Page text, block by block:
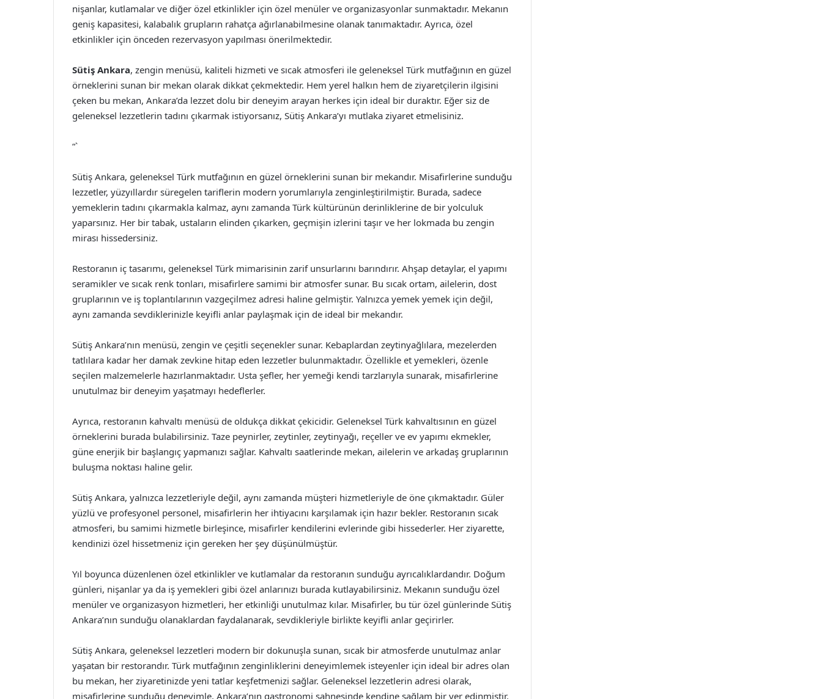
nişanlar, kutlamalar ve diğer özel etkinlikler için özel menüler ve organizasyonlar sunmaktadır. Mekanın
geniş kapasitesi, kalabalık grupların rahatça ağırlanabilmesine olanak tanımaktadır. Ayrıca, özel
etkinlikler için önceden rezervasyon yapılması önerilmektedir.
Sütiş Ankara, zengin menüsü, kaliteli hizmeti ve sıcak atmosferi ile geleneksel Türk mutfağının en güzel
örneklerini sunan bir mekan olarak dikkat çekmektedir. Hem yerel halkın hem de ziyaretçilerin ilgisini
çeken bu mekan, Ankara’da lezzet dolu bir deneyim arayan herkes için ideal bir duraktır. Eğer siz de
geleneksel lezzetlerin tadını çıkarmak istiyorsanız, Sütiş Ankara’yı mutlaka ziyaret etmelisiniz.
“`
Sütiş Ankara, geleneksel Türk mutfağının en güzel örneklerini sunan bir mekandır. Misafirlerine sunduğu
lezzetler, yüzyıllardır süregelen tariflerin modern yorumlarıyla zenginleştirilmiştir. Burada, sadece
yemeklerin tadını çıkarmakla kalmaz, aynı zamanda Türk kültürünün derinliklerine de bir yolculuk
yaparsınız. Her bir tabak, ustaların elinden çıkarken, geçmişin izlerini taşır ve her lokmada bu zengin
mirası hissedersiniz.
Restoranın iç tasarımı, geleneksel Türk mimarisinin zarif unsurlarını barındırır. Ahşap detaylar, el yapımı
seramikler ve sıcak renk tonları, misafirlere samimi bir atmosfer sunar. Bu sıcak ortam, ailelerin, dost
gruplarının ve iş toplantılarının vazgeçilmez adresi haline gelmiştir. Yalnızca yemek yemek için değil,
aynı zamanda sevdiklerinizle keyifli anlar paylaşmak için de ideal bir mekandır.
Sütiş Ankara’nın menüsü, zengin ve çeşitli seçenekler sunar. Kebaplardan zeytinyağlılara, mezelerden
tatlılara kadar her damak zevkine hitap eden lezzetler bulunmaktadır. Özellikle et yemekleri, özenle
seçilen malzemelerle hazırlanmaktadır. Usta şefler, her yemeği kendi tarzlarıyla sunarak, misafirlerine
unutulmaz bir deneyim yaşatmayı hedeflerler.
Ayrıca, restoranın kahvaltı menüsü de oldukça dikkat çekicidir. Geleneksel Türk kahvaltısının en güzel
örneklerini burada bulabilirsiniz. Taze peynirler, zeytinler, zeytinyağı, reçeller ve ev yapımı ekmekler,
güne enerjik bir başlangıç yapmanızı sağlar. Kahvaltı saatlerinde mekan, ailelerin ve arkadaş gruplarının
buluşma noktası haline gelir.
Sütiş Ankara, yalnızca lezzetleriyle değil, aynı zamanda müşteri hizmetleriyle de öne çıkmaktadır. Güler
yüzlü ve profesyonel personel, misafirlerin her ihtiyacını karşılamak için hazır bekler. Restoranın sıcak
atmosferi, bu samimi hizmetle birleşince, misafirler kendilerini evlerinde gibi hissederler. Her ziyarette,
kendinizi özel hissetmeniz için gereken her şey düşünülmüştür.
Yıl boyunca düzenlenen özel etkinlikler ve kutlamalar da restoranın sunduğu ayrıcalıklardandır. Doğum
günleri, nişanlar ya da iş yemekleri gibi özel anlarınızı burada kutlayabilirsiniz. Mekanın sunduğu özel
menüler ve organizasyon hizmetleri, her etkinliği unutulmaz kılar. Misafirler, bu tür özel günlerinde Sütiş
Ankara’nın sunduğu olanaklardan faydalanarak, sevdikleriyle birlikte keyifli anlar geçirirler.
Sütiş Ankara, geleneksel lezzetleri modern bir dokunuşla sunan, sıcak bir atmosferde unutulmaz anlar
yaşatan bir restorandır. Türk mutfağının zenginliklerini deneyimlemek isteyenler için ideal bir adres olan
bu mekan, her ziyaretinizde yeni tatlar keşfetmenizi sağlar. Geleneksel lezzetlerin adresi olarak,
misafirlerine sunduğu deneyimle, Ankara’nın gastronomi sahnesinde kendine sağlam bir yer edinmiştir.